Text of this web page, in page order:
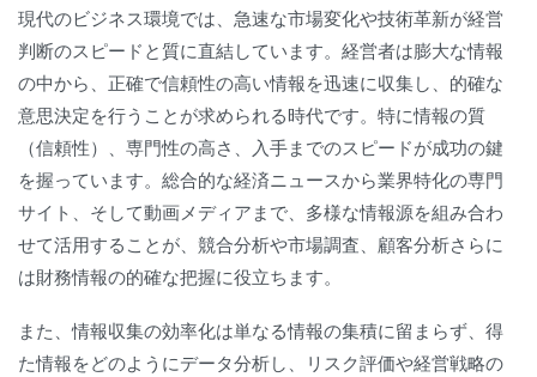
現代のビジネス環境では、急速な市場変化や技術革新が経営
判断のスピードと質に直結しています。経営者は膨大な情報
の中から、正確で信頼性の高い情報を迅速に収集し、的確な
意思決定を行うことが求められる時代です。特に情報の質
（信頼性）、専門性の高さ、入手までのスピードが成功の鍵
を握っています。総合的な経済ニュースから業界特化の専門
サイト、そして動画メディアまで、多様な情報源を組み合わ
せて活用することが、競合分析や市場調査、顧客分析さらに
は財務情報の的確な把握に役立ちます。
また、情報収集の効率化は単なる情報の集積に留まらず、得
た情報をどのようにデータ分析し、リスク評価や経営戦略の